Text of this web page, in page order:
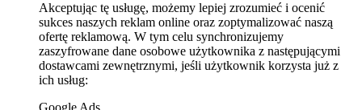
Akceptując tę usługę, możemy lepiej zrozumieć i ocenić
sukces naszych reklam online oraz zoptymalizować naszą
ofertę reklamową. W tym celu synchronizujemy
zaszyfrowane dane osobowe użytkownika z następującymi
dostawcami zewnętrznymi, jeśli użytkownik korzysta już z
ich usług: